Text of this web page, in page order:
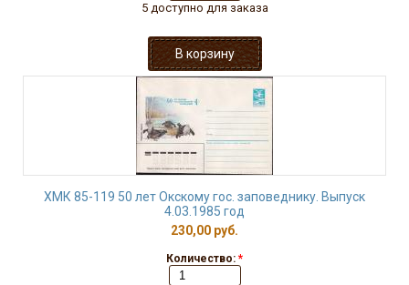
5 доступно для заказа
ХМК 85-119 50 лет Окскому гос. заповеднику. Выпуск
4.03.1985 год
230,00 руб.
Количество: *